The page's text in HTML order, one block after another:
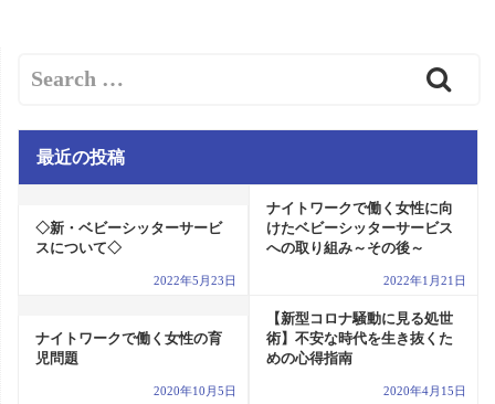
最近の投稿
◇新・ベビーシッターサービ
スについて◇
2022年5月23日
ナイトワークで働く女性に向
けたベビーシッターサービス
への取り組み～その後～
2022年1月21日
ナイトワークで働く女性の育
児問題
2020年10月5日
【新型コロナ騒動に見る処世
術】不安な時代を生き抜くた
めの心得指南
2020年4月15日